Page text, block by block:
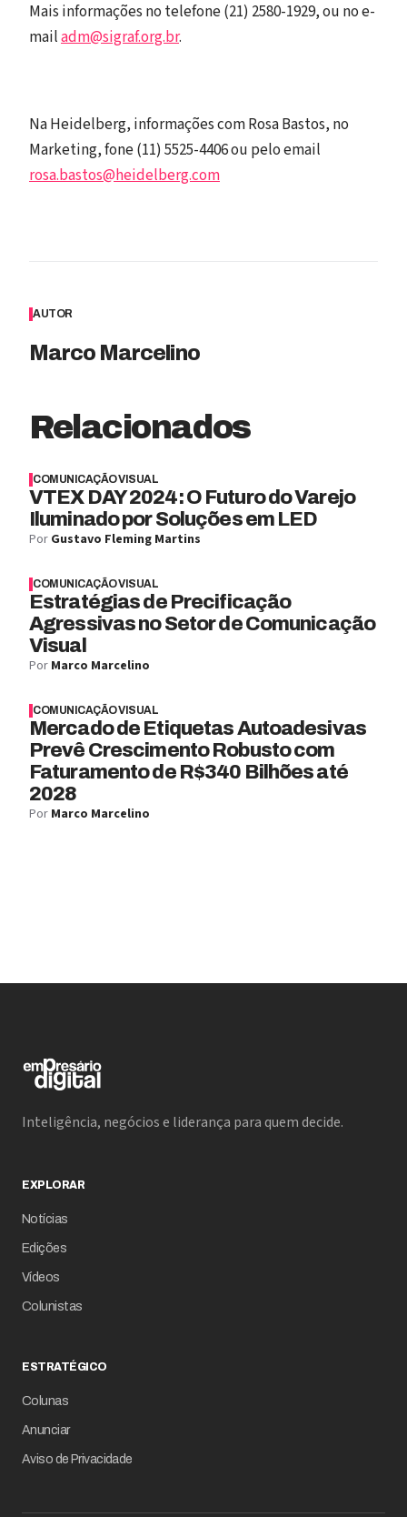
Mais informações no telefone (21) 2580-1929, ou no e-
mailadm@sigraf.org.br.
Na Heidelberg, informações com Rosa Bastos, no
Marketing, fone (11) 5525-4406 ou pelo email
rosa.bastos@heidelberg.com
AUTOR
Marco Marcelino
Relacionados
COMUNICAÇÃO VISUAL
VTEX DAY 2024: O Futuro do Varejo
Iluminado por Soluções em LED
Por Gustavo Fleming Martins
COMUNICAÇÃO VISUAL
Estratégias de Precificação
Agressivas no Setor de Comunicação
Visual
Por Marco Marcelino
COMUNICAÇÃO VISUAL
Mercado de Etiquetas Autoadesivas
Prevê Crescimento Robusto com
Faturamento de R$340 Bilhões até
2028
Por Marco Marcelino
Inteligência, negócios e liderança para quem decide.
EXPLORAR
Notícias
Edições
Vídeos
Colunistas
ESTRATÉGICO
Colunas
Anunciar
Aviso de Privacidade